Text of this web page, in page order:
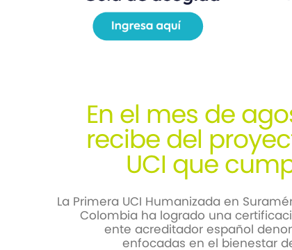
En el mes de
recibe del
UCI que
La Primera UCI Humanizada en
Colombia ha logrado una
ente acreditador español
enfocadas en el bienestar